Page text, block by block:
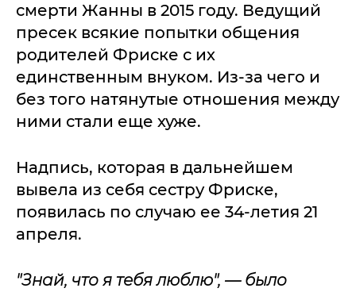
смерти Жанны в 2015 году. Ведущий
пресек всякие попытки общения
родителей Фриске с их
единственным внуком. Из-за чего и
без того натянутые отношения между
ними стали еще хуже.
Надпись, которая в дальнейшем
вывела из себя сестру Фриске,
появилась по случаю ее 34-летия 21
апреля.
"Знай, что я тебя люблю", — было